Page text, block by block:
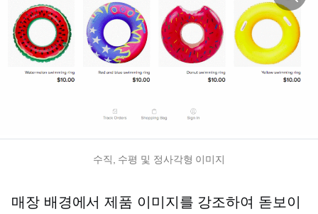
수직, 수평 및 정사각형 이미지
매장 배경에서 제품 이미지를 강조하여 돋보이